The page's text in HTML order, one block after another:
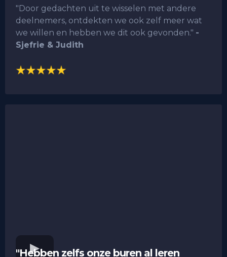
"Door gedachten uit te wisselen met andere
deelnemers, ontdekten we ook zelf meer wat
we willen en hebben we dit ook gevonden." -
Sjefrie & Judith
"Hebben zelfs onze buren al leren